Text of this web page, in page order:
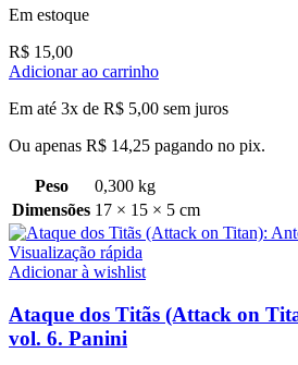
Em estoque
R$ 15,00
Adicionar ao carrinho
Em até 3x de R$ 5,00 sem juros
Ou apenas R$ 14,25 pagando no pix.
Peso
0,300 kg
Dimensões 17 × 15 × 5 cm
Visualização rápida
Adicionar à wishlist
Ataque dos Titãs (Attack on
vol. 6. Panini